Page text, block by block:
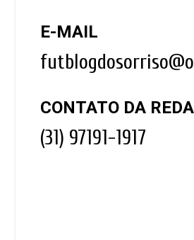
E-MAIL
CONTATO DA
(31) 97191-1917